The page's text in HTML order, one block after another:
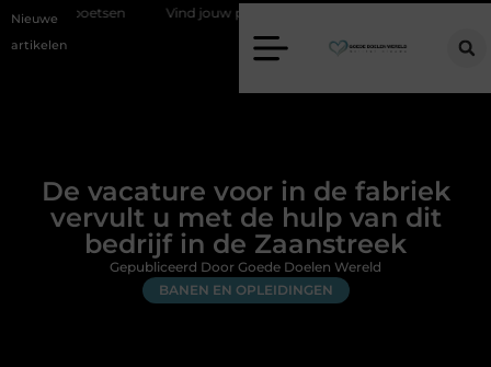
Nieuwe
artikelen
Vind jouw perfecte AC Milan merchandise
De vacature voor in de fabriek
vervult u met de hulp van dit
bedrijf in de Zaanstreek
BANEN EN OPLEIDINGEN
Gepubliceerd Door Goede Doelen Wereld